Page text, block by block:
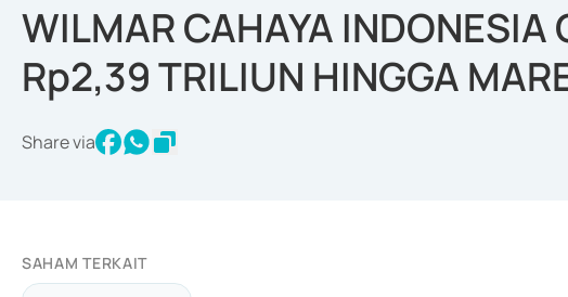
WILMAR CAHAYA INDONESIA
Rp2,39 TRILIUN HINGGA
Share via
SAHAM TERKAIT